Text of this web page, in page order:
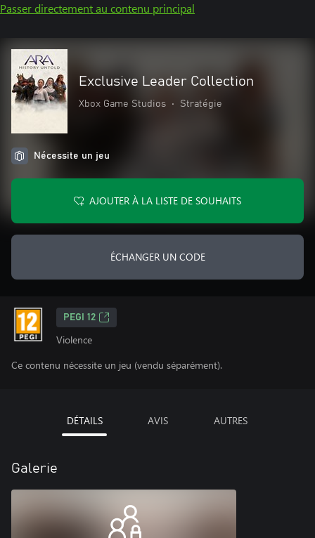
Passer directement au contenu principal
Exclusive Leader Collection
Xbox Game Studios • Stratégie
Nécessite un jeu
AJOUTER À LA LISTE DE SOUHAITS
ÉCHANGER UN CODE
PEGI 12
Violence
Ce contenu nécessite un jeu (vendu séparément).
DÉTAILS AVIS AUTRES
Galerie